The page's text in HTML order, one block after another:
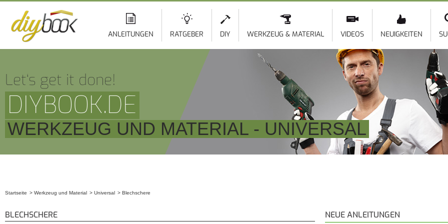
ANLEITUNGEN RATGEBER DIY WERKZEUG & MATERIAL VIDEOS NEUIGKEITEN
Let‘s get it done!
DIYBOOK.DE
WERKZEUG UND MATERIAL - UNIVERSAL
Startseite Werkzeug und Material Universal Blechschere
BLECHSCHERE NEUE ANLEITUNGEN